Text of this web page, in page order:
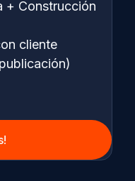
+ Construcción
cliente